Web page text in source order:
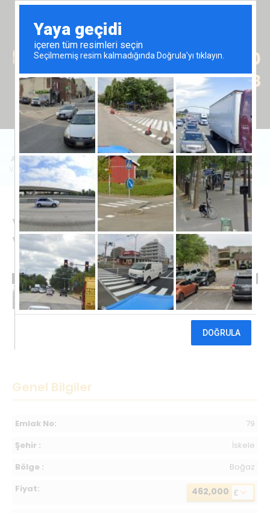
+90 (539) 102 2000
+90 (539) 102 2008
Anasayfa/Satılık Emlak/Müstakil Ev & Villa /
Velaris Kompleksinde 3+1 Villalar
Velaris Kompleksinde 3+1
Villalar
462,000 £
Genel Bilgiler
Emlak No:
79
Şehir :
İskele
Bölge :
Boğaz
Fiyat:
462,000 £